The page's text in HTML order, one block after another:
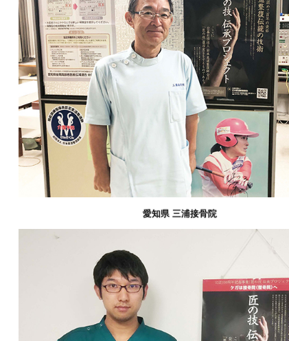
愛知県 三浦接骨院